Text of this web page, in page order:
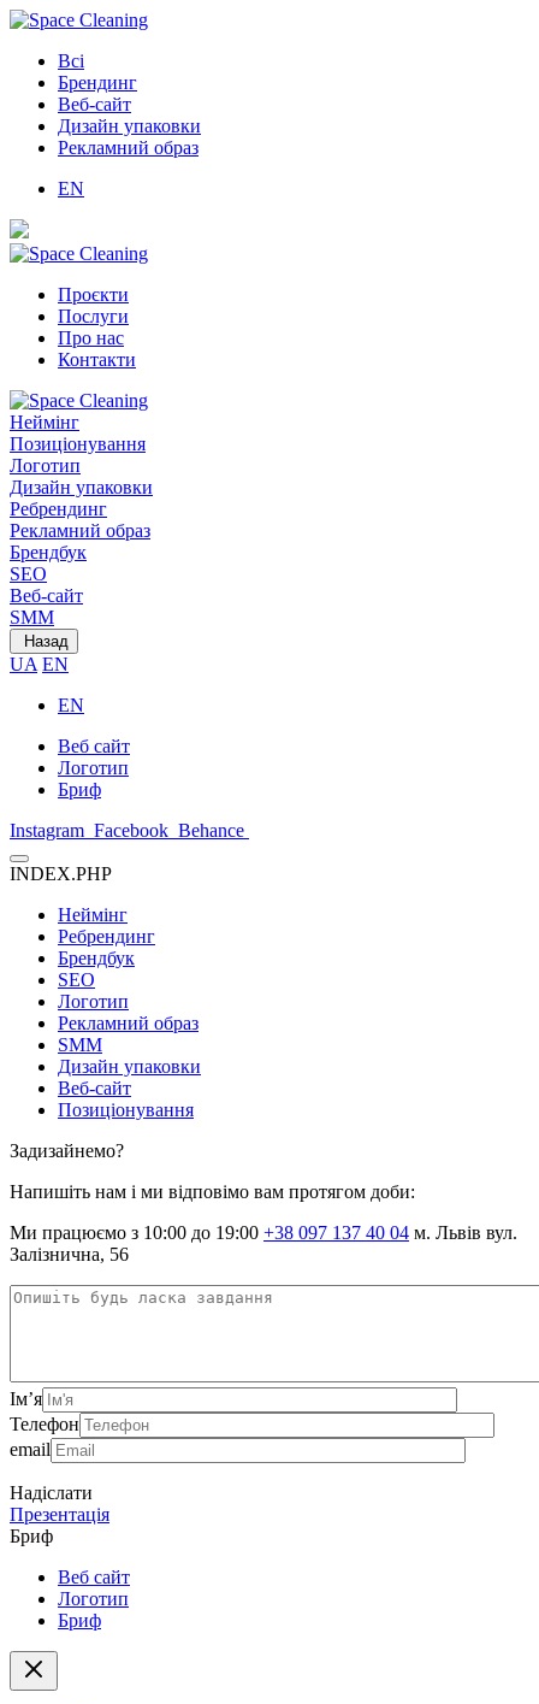
Всі
Брендинг
Веб-сайт
Дизайн упаковки
Рекламний образ
EN
Проєкти
Послуги
Про нас
Контакти
Неймінг
Позиціонування
Логотип
Дизайн упаковки
Ребрендинг
Рекламний образ
Брендбук
SEO
Веб-сайт
SMM
Назад
UA EN
EN
Веб сайт
Логотип
Бриф
Instagram Facebook Behance
INDEX.PHP
Неймінг
Ребрендинг
Брендбук
SEO
Логотип
Рекламний образ
SMM
Дизайн упаковки
Веб-сайт
Позиціонування
Задизайнемо?
Напишіть нам і ми відповімо вам протягом доби:
Ми працюємо з 10:00 до 19:00 +38 097 137 40 04 м. Львів вул.
Залізнична, 56
Ім’я
Телефон
email
Надіслати
Презентація
Бриф
Веб сайт
Логотип
Бриф